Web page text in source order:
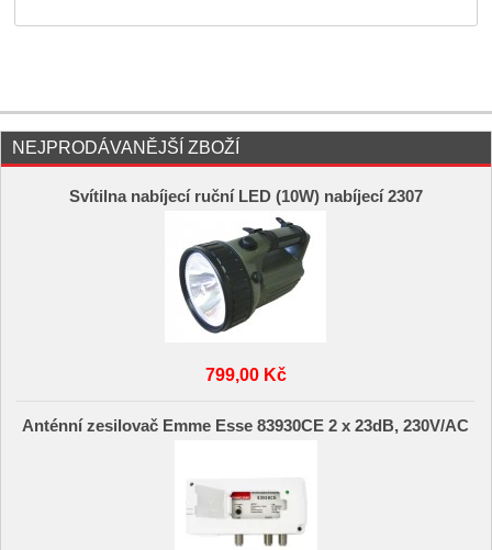
NEJPRODÁVANĚJŠÍ ZBOŽÍ
Svítilna nabíjecí ruční LED (10W) nabíjecí 2307
799,00 Kč
Anténní zesilovač Emme Esse 83930CE 2 x 23dB, 230V/AC